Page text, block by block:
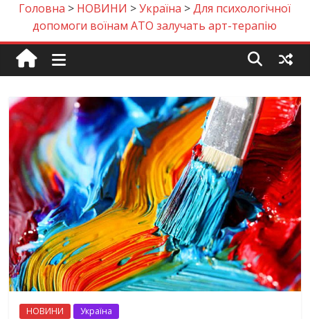
Головна > НОВИНИ >Україна >Для психологічної
допомоги воїнам АТО залучать арт-терапію
НОВИНИ Україна